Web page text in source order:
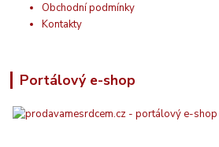
Obchodní podmínky
Kontakty
Portálový e-shop